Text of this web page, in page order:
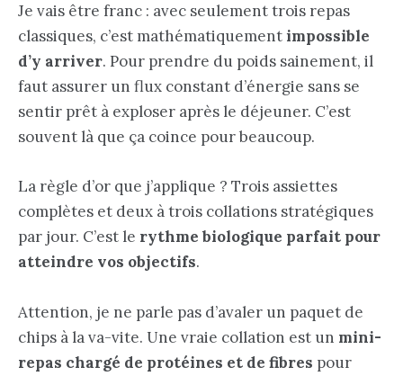
Je vais être franc : avec seulement trois repas
classiques, c’est mathématiquement impossible
d’y arriver. Pour prendre du poids sainement, il
faut assurer un flux constant d’énergie sans se
sentir prêt à exploser après le déjeuner. C’est
souvent là que ça coince pour beaucoup.
La règle d’or que j’applique ? Trois assiettes
complètes et deux à trois collations stratégiques
par jour. C’est le rythme biologique parfait pour
atteindre vos objectifs.
Attention, je ne parle pas d’avaler un paquet de
chips à la va-vite. Une vraie collation est un mini-
repas chargé de protéines et de fibres pour